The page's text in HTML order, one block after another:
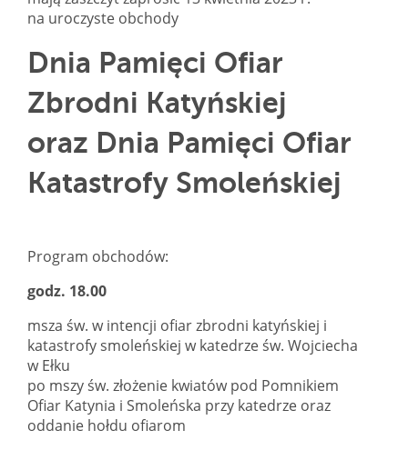
na uroczyste obchody
Dnia Pamięci Ofiar
Zbrodni Katyńskiej
oraz Dnia Pamięci Ofiar
Katastrofy Smoleńskiej
Program obchodów:
godz. 18.00
msza św. w intencji ofiar zbrodni katyńskiej i
katastrofy smoleńskiej w katedrze św. Wojciecha
w Ełku
po mszy św. złożenie kwiatów pod Pomnikiem
Ofiar Katynia i Smoleńska przy katedrze oraz
oddanie hołdu ofiarom